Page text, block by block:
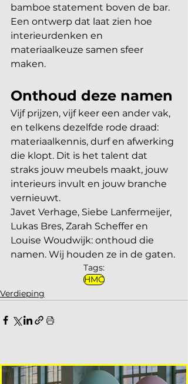
bamboe statement boven de bar.
Een ontwerp dat laat zien hoe
interieurdenken en
materiaalkeuze samen sfeer
maken.
Onthoud deze namen
Vijf prijzen, vijf keer een ander vak,
en telkens dezelfde rode draad:
materiaalkennis, durf en afwerking
die klopt. Dit is het talent dat
straks jouw meubels maakt, jouw
interieurs invult en jouw branche
vernieuwt.
Javet Verhage, Siebe Lanfermeijer,
Lukas Bres, Zarah Scheffer en
Louise Woudwijk: onthoud die
namen. Wij houden ze in de gaten.
Tags:
HMC
Verdieping